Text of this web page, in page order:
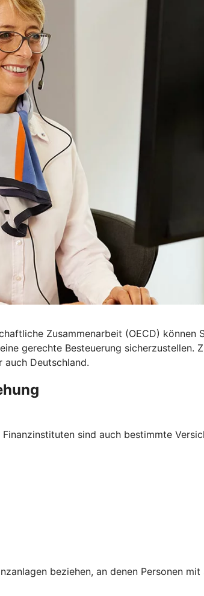
Zusammenarbeit (OECD) können
gerechte Besteuerung sicherzustellen.
auch Deutschland.
sind auch bestimmte
beziehen, an denen Personen